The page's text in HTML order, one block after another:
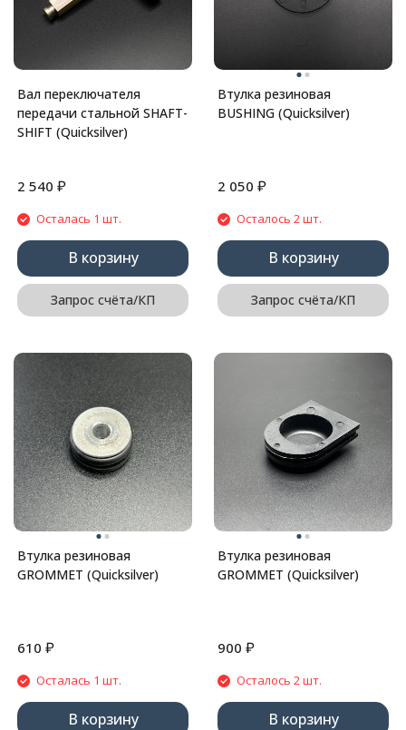
Вал переключателя
передачи стальной SHAFT-
SHIFT (Quicksilver)
2 540 ₽
Осталась 1 шт.
В корзину
Запрос счёта/КП
Втулка резиновая
BUSHING (Quicksilver)
2 050 ₽
Осталось 2 шт.
В корзину
Запрос счёта/КП
Втулка резиновая
GROMMET (Quicksilver)
610 ₽
Осталась 1 шт.
В корзину
Втулка резиновая
GROMMET (Quicksilver)
900 ₽
Осталось 2 шт.
В корзину